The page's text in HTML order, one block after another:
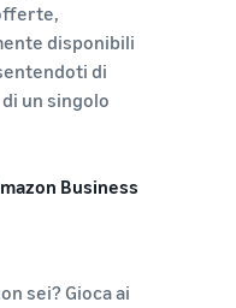
disponibili
di
un singolo
Business
sei? Gioca ai